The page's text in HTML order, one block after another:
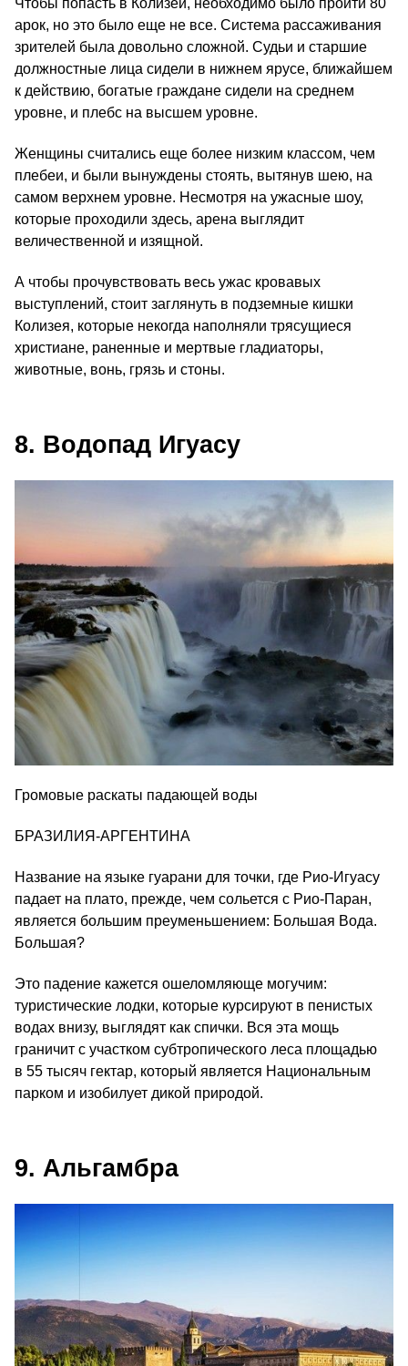
арок, но это было еще не все. Система рассаживания
зрителей была довольно сложной. Судьи и старшие
должностные лица сидели в нижнем ярусе, ближайшем
к действию, богатые граждане сидели на среднем
уровне, и плебс на высшем уровне.
Женщины считались еще более низким классом, чем
плебеи, и были вынуждены стоять, вытянув шею, на
самом верхнем уровне. Несмотря на ужасные шоу,
которые проходили здесь, арена выглядит
величественной и изящной.
А чтобы прочувствовать весь ужас кровавых
выступлений, стоит заглянуть в подземные кишки
Колизея, которые некогда наполняли трясущиеся
христиане, раненные и мертвые гладиаторы,
животные, вонь, грязь и стоны.
8. Водопад Игуасу
Громовые раскаты падающей воды
БРАЗИЛИЯ-АРГЕНТИНА
Название на языке гуарани для точки, где Рио-Игуасу
падает на плато, прежде, чем сольется с Рио-Паран,
является большим преуменьшением: Большая Вода.
Большая?
Это падение кажется ошеломляюще могучим:
туристические лодки, которые курсируют в пенистых
водах внизу, выглядят как спички. Вся эта мощь
граничит с участком субтропического леса площадью
в 55 тысяч гектар, который является Национальным
парком и изобилует дикой природой.
9. Альгамбра